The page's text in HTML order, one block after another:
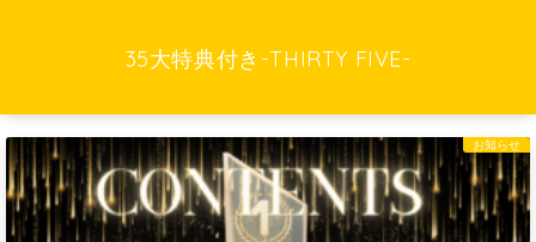
35大特典付き-THIRTY FIVE-
お知らせ